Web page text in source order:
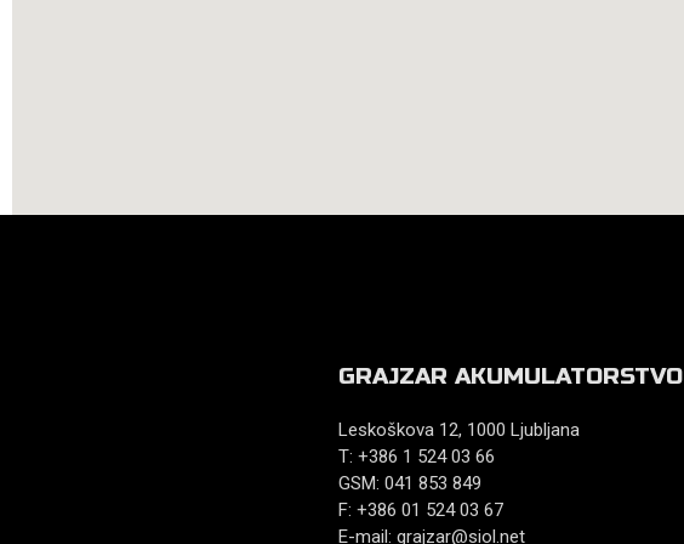
GRAJZAR AKUMULATORSTVO
Leskoškova 12, 1000 Ljubljana
T: +386 1 524 03 66
GSM: 041 853 849
F: +386 01 524 03 67
E-mail: grajzar@siol.net